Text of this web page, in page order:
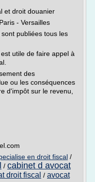
et droit douanier
- Versailles
publiées tous les
utile de faire appel à
des
ou les conséquences
d'impôt sur le revenu,
en droit fiscal /
/ cabinet d avocat
droit fiscal / avocat